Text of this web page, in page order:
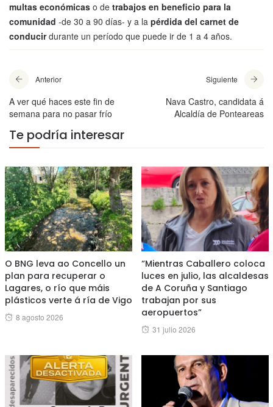
multas económicas o de trabajos en beneficio para la
comunidad -de 30 a 90 días- y a la pérdida del carnet de
conducirdurante un período que puede ir de 1 a 4 años.
Anterior
A ver qué haces este fin de
semana para no pasar frío
Siguiente
Nava Castro, candidata á
Alcaldía de Ponteareas
Te podría interesar
O BNG leva ao Concello un
plan para recuperar o
Lagares, o río que máis
plásticos verte á ría de Vigo
Posted
8 agosto 2026
“Mientras Caballero coloca
luces en julio, las alcaldesas
de A Coruña y Santiago
trabajan por sus
aeropuertos”
Posted
31 julio 2026